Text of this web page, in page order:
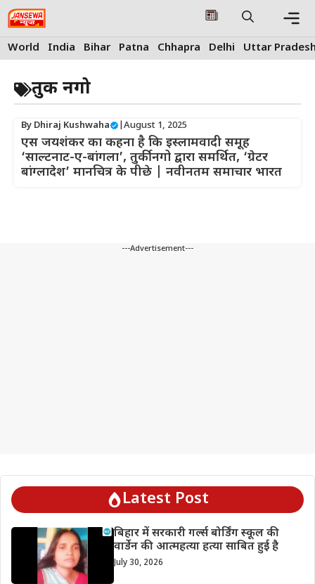
Skip
to
content
World India Bihar Patna Chhapra Delhi Uttar
तुर्की नगो
By Dhiraj Kushwaha August 1, 2025
एस जयशंकर का कहना है कि इस्लामवादी समूह
‘साल्टनाट-ए-बांगला’, तुर्की नगो द्वारा समर्थित, ‘ग्रेटर
बांग्लादेश’ मानचित्र के पीछे | नवीनतम समाचार भारत
---Advertisement---
Latest Post
बिहार में सरकारी गर्ल्स बोर्डिंग स्कूल की
वार्डेन की आत्महत्या हत्या साबित हुई है
July 30, 2026